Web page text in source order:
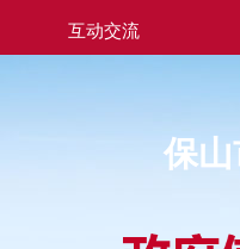
互动交流
保